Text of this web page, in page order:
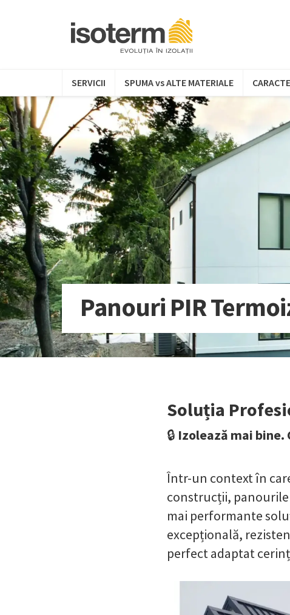
SERVICII SPUMA vs ALTE MATERIALE
Panouri PIR
Soluția
🔒 Izolează mai
Într-un context în
construcții,
mai performante
excepțională,
perfect adaptat